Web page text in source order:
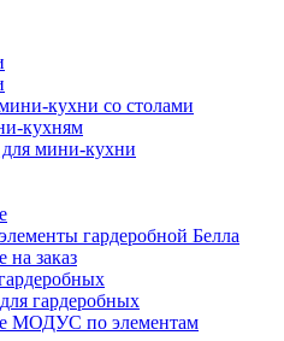
кухни со столами
кухням
мини-кухни
гардеробной Белла
на заказ
гардеробных
МОДУС по элементам